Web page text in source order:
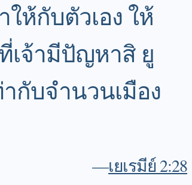
ห้กับตัวเอง ให้
เจ้ามีปัญหาสิ ยู
กับจำนวนเมือง
—เยเรมีย์ 2:28